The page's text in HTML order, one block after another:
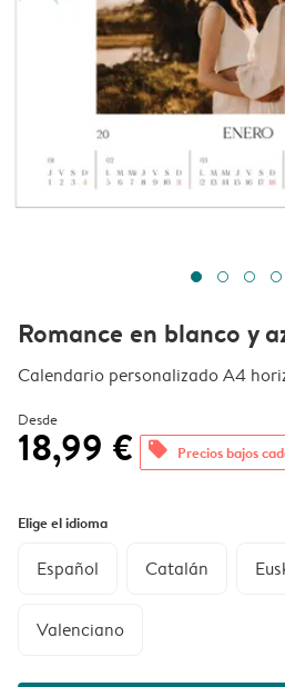
Romance en blanco y
Calendario personalizado A4
Desde
18,99 € offers Precios bajos
Elige el idioma
Español Catalán
Valenciano